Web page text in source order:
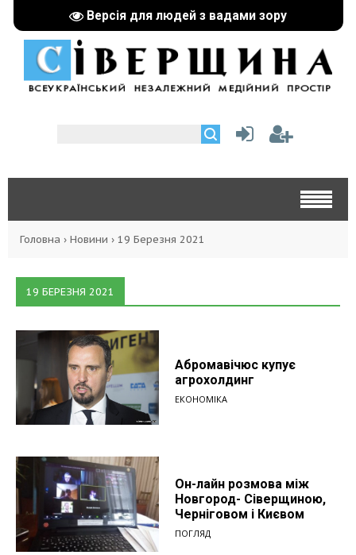
Версія для людей з вадами зору
Головна › Новини › 19 Березня 2021
19 БЕРЕЗНЯ 2021
Абромавічюс купує
агрохолдинг
ЕКОНОМІКА
Он-лайн розмова між
Новгород- Сіверщиною,
Черніговом і Києвом
ПОГЛЯД